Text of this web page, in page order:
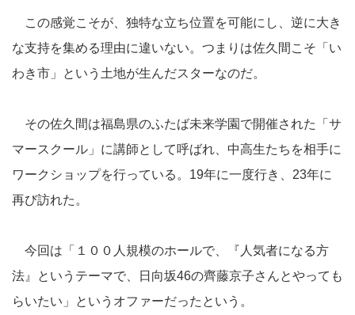
この感覚こそが、独特な立ち位置を可能にし、逆に大き
な支持を集める理由に違いない。つまりは佐久間こそ「い
わき市」という土地が生んだスターなのだ。
その佐久間は福島県のふたば未来学園で開催された「サ
マースクール」に講師として呼ばれ、中高生たちを相手に
ワークショップを行っている。19年に一度行き、23年に
再び訪れた。
今回は「１００人規模のホールで、『人気者になる方
法』というテーマで、日向坂46の齊藤京子さんとやっても
らいたい」というオファーだったという。